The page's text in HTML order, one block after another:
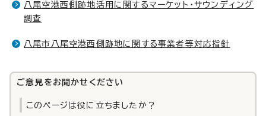
八尾空港西側跡地活用に関するマーケット・サウンディング
調査
八尾市八尾空港西側跡地に関する事業者等対応指針
ご意見をお聞かせください
このページは役に立ちましたか？